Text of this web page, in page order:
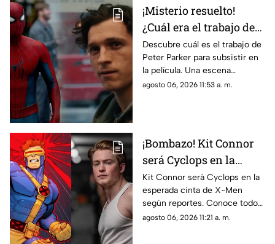
¡Misterio resuelto!
¿Cuál era el trabajo de
Peter Parker en Spider-
man: Brand New Day?
Descubre cuál es el trabajo de
Peter Parker para subsistir en
la película. Una escena
eliminada aclara las dudas de
agosto 06, 2026 11:53 a. m.
¡Bombazo! Kit Connor
será Cyclops en la
película de X-Men
Kit Connor será Cyclops en la
esperada cinta de X-Men
según reportes. Conoce todos
los detalles sobre el fichaje del
agosto 06, 2026 11:21 a. m.